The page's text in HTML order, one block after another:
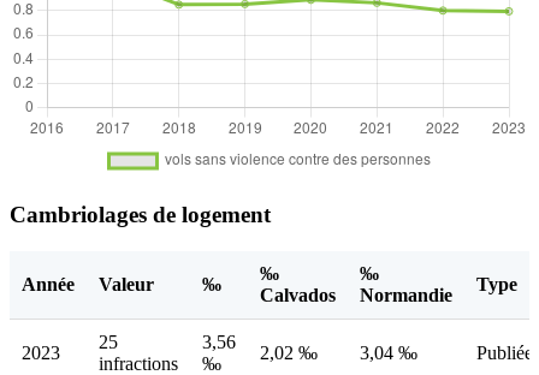
Cambriolages de logement
Année Valeur ‰
‰
Calvados
‰
Normandie
Type
2023
25
infractions
3,56
‰
2,02 ‰ 3,04 ‰ Publiée